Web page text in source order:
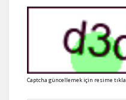
Captcha güncellemek için resime tıkla